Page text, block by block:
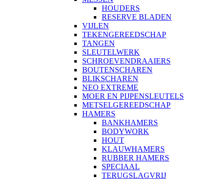
HOUDERS
RESERVE BLADEN
VIJLEN
TEKENGEREEDSCHAP
TANGEN
SLEUTELWERK
SCHROEVENDRAAIERS
BOUTENSCHAREN
BLIKSCHAREN
NEO EXTREME
MOER EN PIJPENSLEUTELS
METSELGEREEDSCHAP
HAMERS
BANKHAMERS
BODYWORK
HOUT
KLAUWHAMERS
RUBBER HAMERS
SPECIAAL
TERUGSLAGVRIJ